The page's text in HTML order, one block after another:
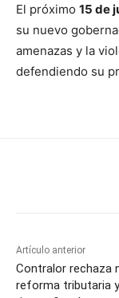
El próximo 15 de
su nuevo
amenazas y la
defendiendo su
Artículo anterior
Contralor rechaza
reforma tributaria